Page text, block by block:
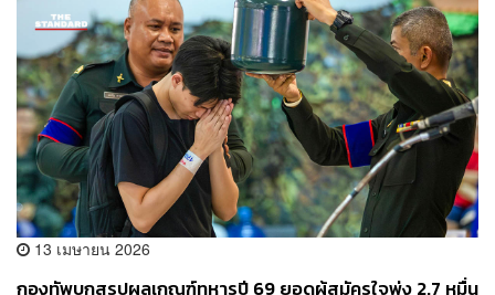
13 เมษายน 2026
กองทัพบกสรุปผลเกณฑ์ทหารปี 69 ยอดผู้สมัครใจพุ่ง 2.7 หมื่น